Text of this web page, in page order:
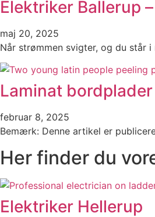
Elektriker Ballerup
maj 20, 2025
Når strømmen svigter, og du står
Laminat
februar 8, 2025
Bemærk: Denne artikel er
Her finder du
Elektriker Hellerup